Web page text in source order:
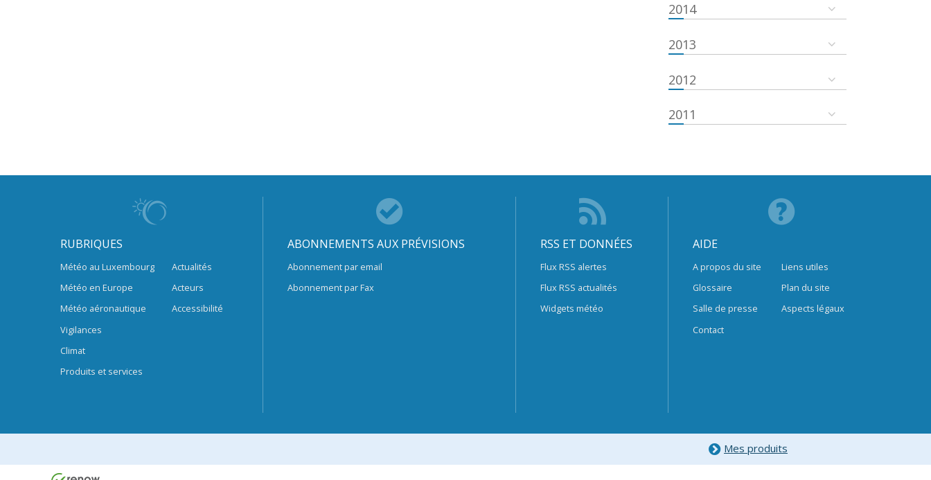
2014
2013
2012
2011
RUBRIQUES
Météo au Luxembourg
Météo en Europe
Météo aéronautique
Vigilances
Climat
Produits et services
Actualités
Acteurs
Accessibilité
ABONNEMENTS AUX PRÉVISIONS
Abonnement par email
Abonnement par Fax
RSS ET DONNÉES
Flux RSS alertes
Flux RSS actualités
Widgets météo
AIDE
A propos du site
Glossaire
Salle de presse
Contact
Liens utiles
Plan du site
Aspects légaux
Mes produits